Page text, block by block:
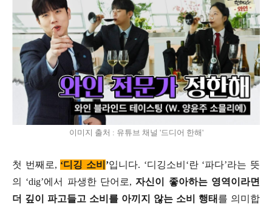
이미지 출처 : 유튜브 채널 '드디어 한해'
첫 번째로, ‘디깅 소비 ’입니다. ‘디깅소비‘란 ‘파다’라는 뜻
의 ‘dig’에서 파생한 단어로,자신이 좋아하는 영역이라면
더 깊이 파고들고 소비를 아끼지 않는 소비 행태 를 의미합